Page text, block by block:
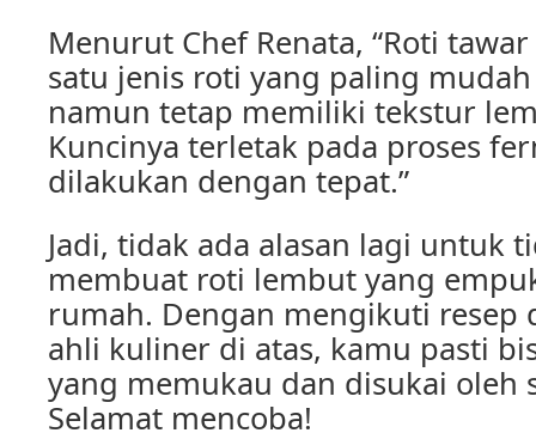
Menurut Chef Renata, “Roti
satu jenis roti yang paling
namun tetap memiliki tekstur
Kuncinya terletak pada proses
dilakukan dengan tepat.”
Jadi, tidak ada alasan lagi untuk
membuat roti lembut yang
rumah. Dengan mengikuti resep
ahli kuliner di atas, kamu pasti
yang memukau dan disukai oleh
Selamat mencoba!